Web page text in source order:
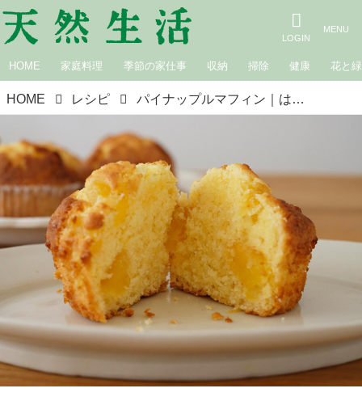
HOME 家庭料理 季節の家仕事 収納 掃除 健康 花と緑
HOME レシピ パイナップルマフィン｜はなのお菓子